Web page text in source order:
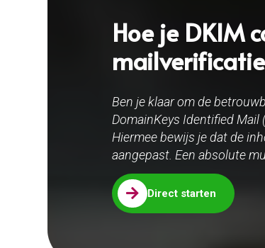
Hoe je DKIM
Ben je klaar om de
DomainKeys Identified Mail
Hiermee bewijs je dat de
aangepast. Een absolute
 Direct starten